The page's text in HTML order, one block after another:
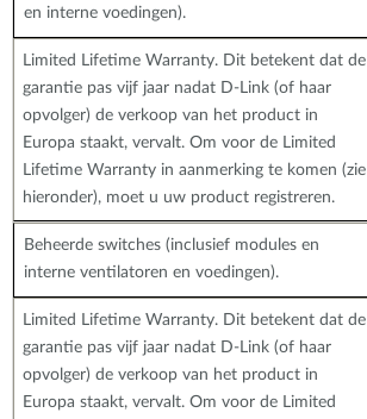
en interne voedingen).
Limited Lifetime Warranty. Dit betekent dat de
garantie pas vijf jaar nadat D-Link (of haar
opvolger) de verkoop van het product in
Europa staakt, vervalt. Om voor de Limited
Lifetime Warranty in aanmerking te komen (zie
hieronder), moet u uw product registreren.
Beheerde switches (inclusief modules en
interne ventilatoren en voedingen).
Limited Lifetime Warranty. Dit betekent dat de
garantie pas vijf jaar nadat D-Link (of haar
opvolger) de verkoop van het product in
Europa staakt, vervalt. Om voor de Limited